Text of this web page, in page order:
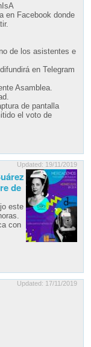
en Facebook donde
de los asistentes e
en Telegram
Asamblea.
de pantalla
el voto de
Updated: 19/11/2019
de
este
con
Updated: 17/11/2019